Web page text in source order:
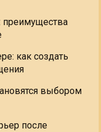
преимущества
как создать
выбором
после